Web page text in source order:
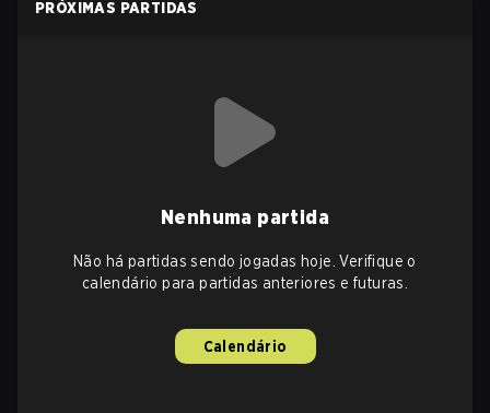
PRÓXIMAS PARTIDAS
Nenhuma partida
Não há partidas sendo jogadas hoje. Verifique o
calendário para partidas anteriores e futuras.
Calendário